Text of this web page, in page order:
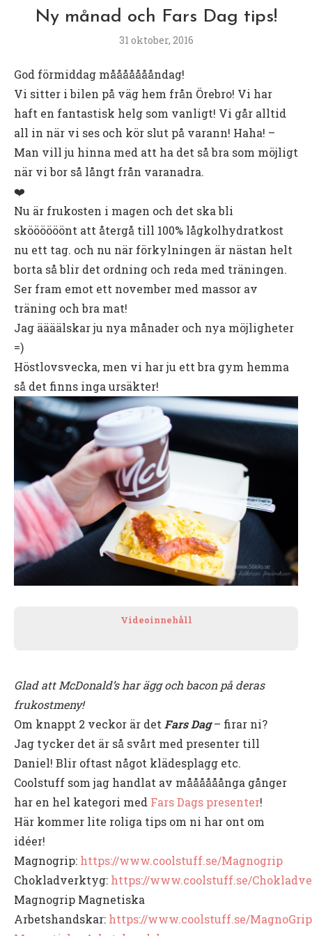
Ny månad och Fars Dag tips!
31 oktober, 2016
God förmiddag måååååååndag!
Vi sitter i bilen på väg hem från Örebro! Vi har
haft en fantastisk helg som vanligt! Vi går alltid
all in när vi ses och kör slut på varann! Haha! –
Man vill ju hinna med att ha det så bra som möjligt
när vi bor så långt från varanadra.
❤️
Nu är frukosten i magen och det ska bli
sköööööönt att återgå till 100% lågkolhydratkost
nu ett tag. och nu när förkylningen är nästan helt
borta så blir det ordning och reda med träningen.
Ser fram emot ett november med massor av
träning och bra mat!
Jag äääälskar ju nya månader och nya möjligheter
=)
Höstlovsvecka, men vi har ju ett bra gym hemma
så det finns inga ursäkter!
Videoinnehåll
Glad att McDonald’s har ägg och bacon på deras
frukostmeny!
Om knappt 2 veckor är det Fars Dag – firar ni?
Jag tycker det är så svårt med presenter till
Daniel! Blir oftast något klädesplagg etc.
Coolstuff som jag handlat av måååååånga gånger
har en hel kategori med Fars Dags presenter!
Här kommer lite roliga tips om ni har ont om
idéer!
Magnogrip: https://www.coolstuff.se/Magnogrip
Chokladverktyg: https://www.coolstuff.se/
Magnogrip Magnetiska
Arbetshandskar: https://www.coolstuff.se/